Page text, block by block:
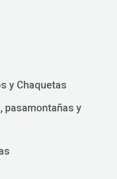
y Chaquetas
pasamontañas y